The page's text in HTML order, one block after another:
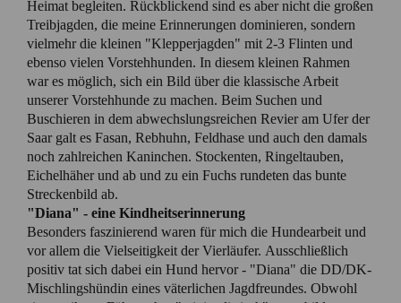
Heimat begleiten. Rückblickend sind es aber nicht die großen
Treibjagden, die meine Erinnerungen dominieren, sondern
vielmehr die kleinen "Klepperjagden" mit 2-3 Flinten und
ebenso vielen Vorstehhunden. In diesem kleinen Rahmen
war es möglich, sich ein Bild über die klassische Arbeit
unserer Vorstehhunde zu machen. Beim Suchen und
Buschieren in dem abwechslungsreichen Revier am Ufer der
Saar galt es Fasan, Rebhuhn, Feldhase und auch den damals
noch zahlreichen Kaninchen. Stockenten, Ringeltauben,
Eichelhäher und ab und zu ein Fuchs rundeten das bunte
Streckenbild ab.
"Diana" - eine Kindheitserinnerung
Besonders faszinierend waren für mich die Hundearbeit und
vor allem die Vielseitigkeit der Vierläufer. Ausschließlich
positiv tat sich dabei ein Hund hervor - "Diana" die DD/DK-
Mischlingshündin eines väterlichen Jagdfreundes. Obwohl